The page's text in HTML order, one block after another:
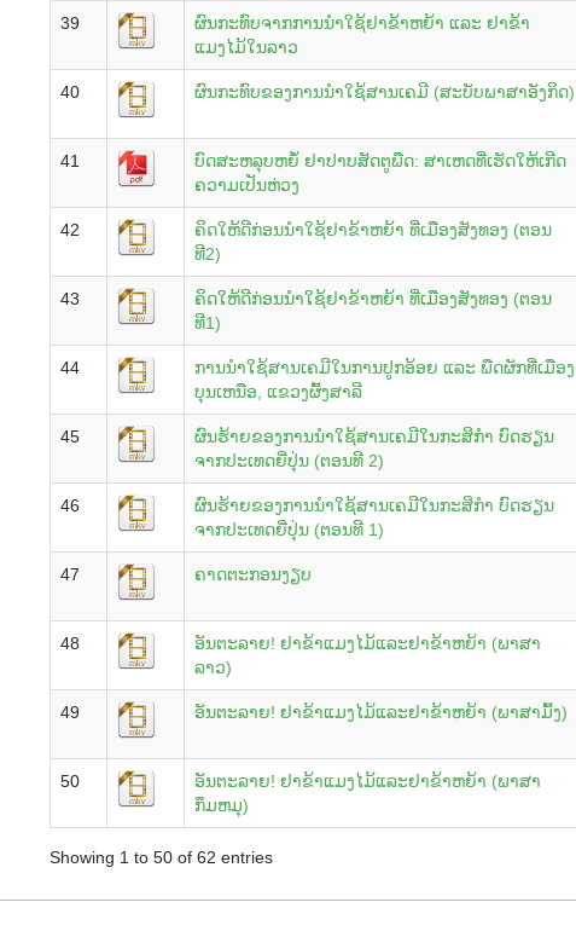
39
ຜົນກະທົບຈາກການນຳໃຊ້ຢາຂ້າຫຍ້າ ແລະ ຢາຂ້າ
ແມງໄມ້ໃນລາວ
40 ຜົນກະທົບຂອງການນຳໃຊ້ສານເຄມີ (ສະບັບພາສາອັງກິດ)
41
ບົດສະຫລຸບຫຍໍ້ ຢາປາບສັດຕູພືດ: ສາເຫດທີ່ເຮັດໃຫ້ເກີດ
ຄວາມເປັນຫ່ວງ
42
ຄິດໃຫ້ດີກ່ອນນຳໃຊ້ຢາຂ້າຫຍ້າ ທີ່ເມືອງສັງທອງ (ຕອນ
ທີ2)
43
ຄິດໃຫ້ດີກ່ອນນຳໃຊ້ຢາຂ້າຫຍ້າ ທີ່ເມືອງສັງທອງ (ຕອນ
ທີ1)
44
ການນຳໃຊ້ສານເຄມີໃນການປູກອ້ອຍ ແລະ ພືດຜັກທີ່ເມືອງ
ບຸນເຫນືອ, ແຂວງຜົ້ງສາລີ
45
ຜົນຮ້າຍຂອງການນຳໃຊ້ສານເຄມີໃນກະສິກຳ ບົດຮຽນ
ຈາກປະເທດຍີ່ປຸ່ນ (ຕອນທີ 2)
46
ຜົນຮ້າຍຂອງການນຳໃຊ້ສານເຄມີໃນກະສິກຳ ບົດຮຽນ
ຈາກປະເທດຍີ່ປຸ່ນ (ຕອນທີ 1)
47 ຄາດຕະກອນງຽບ
48
ອັນຕະລາຍ! ຢາຂ້າແມງໄມ້ແລະຢາຂ້າຫຍ້າ (ພາສາ
ລາວ)
49 ອັນຕະລາຍ! ຢາຂ້າແມງໄມ້ແລະຢາຂ້າຫຍ້າ (ພາສາມົ້ງ)
50
ອັນຕະລາຍ! ຢາຂ້າແມງໄມ້ແລະຢາຂ້າຫຍ້າ (ພາສາ
ກຶມຫມຸ)
Showing 1 to 50 of 62 entries